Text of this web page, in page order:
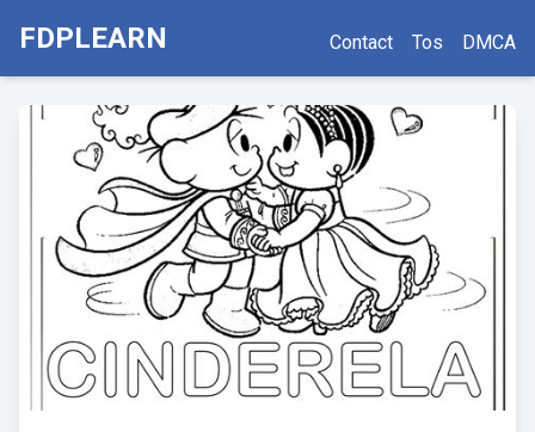
FDPLEARN Contact Tos DMCA